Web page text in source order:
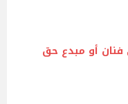
فنان أو مبدع حق